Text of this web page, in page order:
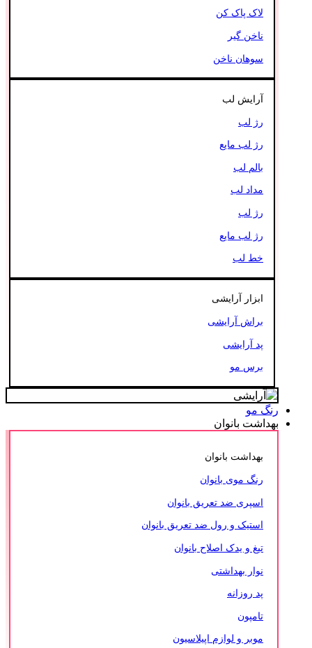
لاک پاک کن
ناخن گیر
سوهان ناخن
آرایش لب
رژ لب
رژ لب مایع
بالم لب
مداد لب
رژ لب
رژ لب مایع
خط لب
ابزار آرایشی
براش آرایشی
پد آرایشی
برس مو
رنگ مو
بهداشت بانوان
بهداشت بانوان
رنگ موی بانوان
اسپری ضد تعریق بانوان
استیک و رول ضد تعریق بانوان
تیغ و یدک اصلاح بانوان
نوار بهداشتی
پد روزانه
تامپون
موبر و لوازم اپیلاسیون